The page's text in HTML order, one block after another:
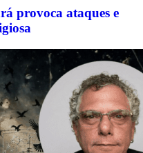
provoca ataques e